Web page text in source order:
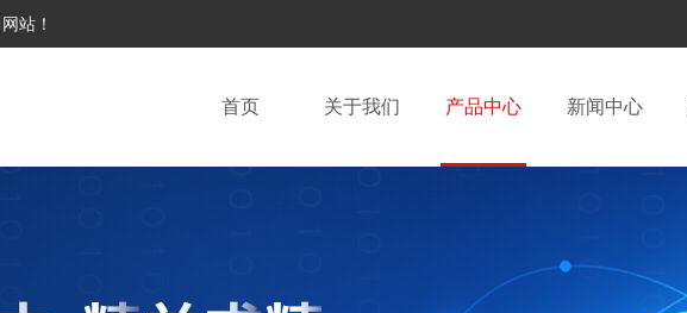
网站！
首页 关于我们 产品中心 新闻中心